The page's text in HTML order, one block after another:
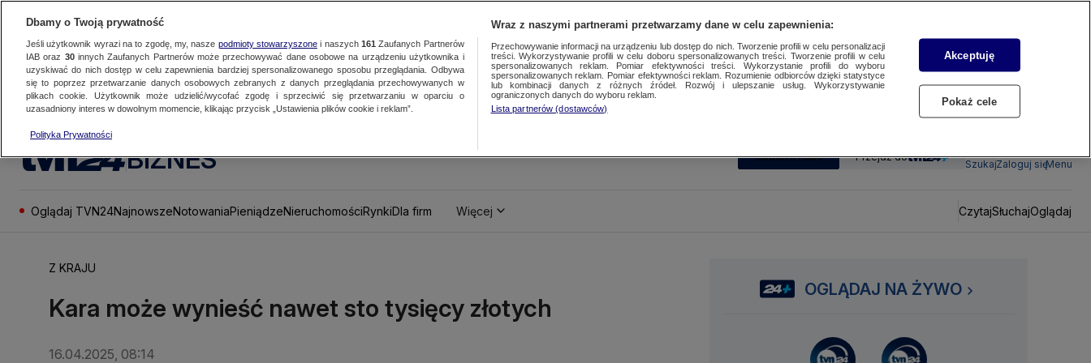
BIZNES SUBSKRYBUJ Przejdź do
SzukajZaloguj sięMenu
Oglądaj TVN24NajnowszeNotowaniaPieniądzeNieruchomościRynkiDla firm Więcej CzytajSłuchajOglądaj
Z KRAJU
Kara może wynieść nawet sto tysięcy złotych
16.04.2025, 08:14
OGLĄDAJ NA ŻYWO
Dbamy o Twoją prywatność
Jeśli użytkownik wyrazi na to zgodę, my, nasze podmioty stowarzyszonei naszych 161 Zaufanych Partnerów
IAB oraz 30innych Zaufanych Partnerów może przechowywać dane osobowe na urządzeniu użytkownika i
uzyskiwać do nich dostęp w celu zapewnienia bardziej spersonalizowanego sposobu przeglądania. Odbywa
się to poprzez przetwarzanie danych osobowych zebranych z danych przeglądania przechowywanych w
plikach cookie. Użytkownik może udzielić/wycofać zgodę i sprzeciwić się przetwarzaniu w oparciu o
uzasadniony interes w dowolnym momencie, klikając przycisk „Ustawienia plików cookie i reklam”.
Polityka Prywatności
Wraz z naszymi partnerami przetwarzamy dane w celu zapewnienia:
Przechowywanie informacji na urządzeniu lub dostęp do nich. Tworzenie profili w celu personalizacji
treści. Wykorzystywanie profili w celu doboru spersonalizowanych treści. Tworzenie profili w celu
spersonalizowanych reklam. Pomiar efektywności treści. Wykorzystanie profili do wyboru
spersonalizowanych reklam. Pomiar efektywności reklam. Rozumienie odbiorców dzięki statystyce
lub kombinacji danych z różnych źródeł. Rozwój i ulepszanie usług. Wykorzystywanie
ograniczonych danych do wyboru reklam.
Lista partnerów (dostawców)
Akceptuję
Pokaż cele